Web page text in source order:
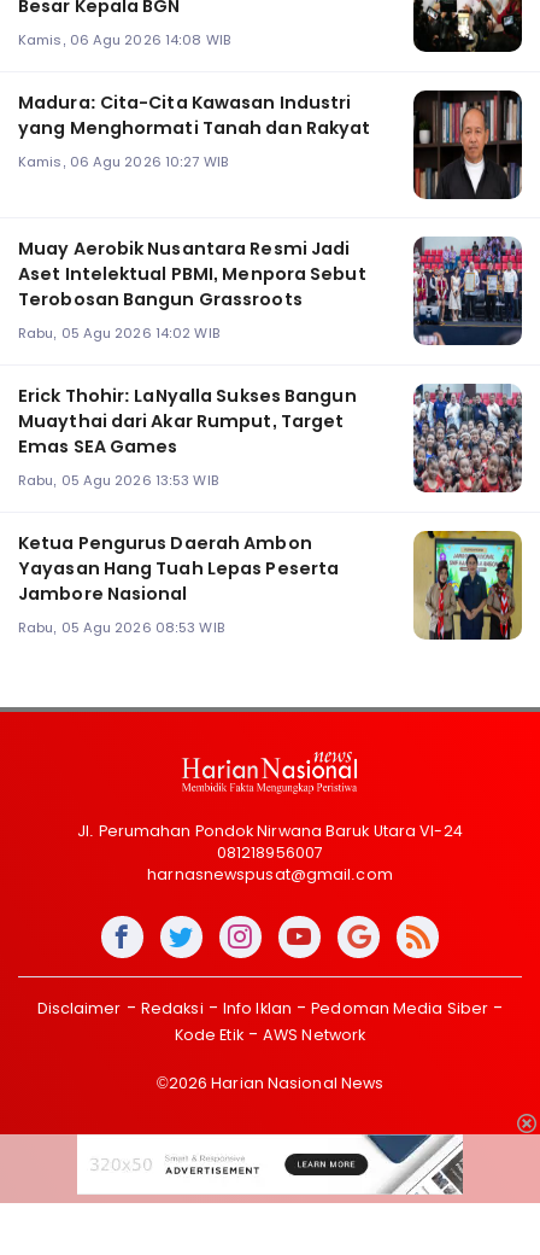
Besar Kepala BGN
Kamis, 06 Agu 2026 14:08 WIB
Madura: Cita-Cita Kawasan Industri
yang Menghormati Tanah dan Rakyat
Kamis, 06 Agu 2026 10:27 WIB
Muay Aerobik Nusantara Resmi Jadi
Aset Intelektual PBMI, Menpora Sebut
Terobosan Bangun Grassroots
Rabu, 05 Agu 2026 14:02 WIB
Erick Thohir: LaNyalla Sukses Bangun
Muaythai dari Akar Rumput, Target
Emas SEA Games
Rabu, 05 Agu 2026 13:53 WIB
Ketua Pengurus Daerah Ambon
Yayasan Hang Tuah Lepas Peserta
Jambore Nasional
Rabu, 05 Agu 2026 08:53 WIB
Jl. Perumahan Pondok Nirwana Baruk Utara VI-24
081218956007
harnasnewspusat@gmail.com
Disclaimer Redaksi Info Iklan
Pedoman Media Siber
Kode Etik
AWS Network
©2026 Harian Nasional News